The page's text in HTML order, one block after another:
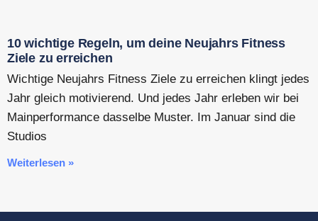
10 wichtige Regeln, um deine Neujahrs Fitness
Ziele zu erreichen
Wichtige Neujahrs Fitness Ziele zu erreichen klingt jedes
Jahr gleich motivierend. Und jedes Jahr erleben wir bei
Mainperformance dasselbe Muster. Im Januar sind die
Studios
Weiterlesen »